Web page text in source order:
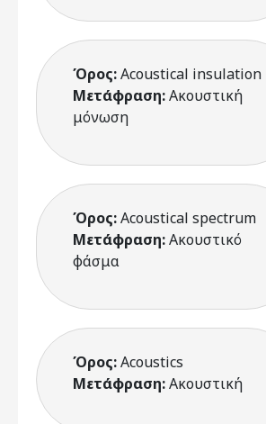
Όρος:Acoustical insulation
Μετάφραση:Ακουστική
μόνωση
Όρος:Acoustical spectrum
Μετάφραση:Ακουστικό
φάσμα
Όρος:Acoustics
Μετάφραση:Ακουστική